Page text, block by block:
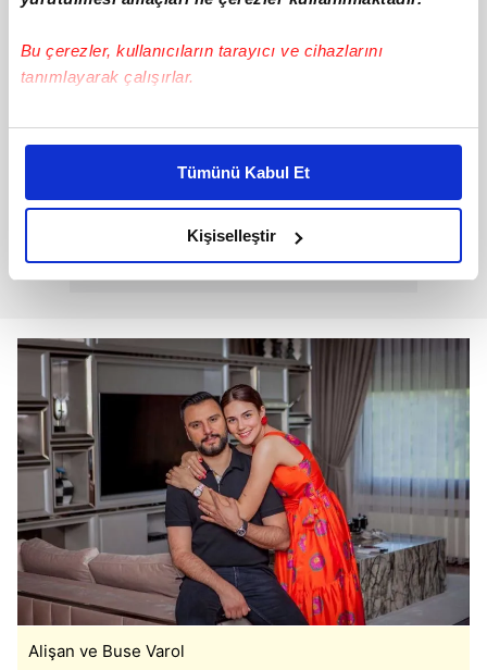
Bu çerezler, kullanıcıların tarayıcı ve cihazlarını
tanımlayarak çalışırlar.
Bu çerezlere izin vermeniz halinde sizlere özel
daha iyi reklam deneyimi yaşatabiliriz. Bunu yaparken
amacımızın size daha iyi bir reklam deneyimi sunmak
olduğunu ve sizlere en iyi içerikleri sunabilmek adına
elimizden gelen çabayı gösterdiğimizi ve bu noktada,
reklamların maliyetlerimizi karşılamak noktasında tek gelir
Her halükârda, kullanıcılar, bu çerezlere izin vermedikleri
takdirde, kullanıcılara hedefli reklamlar
gösterilmeyecektir."
Sizlere daha iyi bir hizmet sunabilmek için İnternet
Sitemizde kendimize ve üçüncü kişilere ait çerezler
kullanılmaktadır. Bu çerezler vasıtasıyla çeşitli kişisel
verileriniz işlenmekte olup gerekli olan çerezler bilgi
toplumu hizmetlerinin sunulması amacıyla
kullanılmaktadır. Diğer çerezler, sitemizin daha işlevsel
kılınması ve kişiselleştirilmesi ve sizlere yönelik
reklam/pazarlama faaliyetlerinin yapılması, amaçlarıyla
Tümünü Kabul Et
Kişiselleştir
Alişan ve Buse Varol